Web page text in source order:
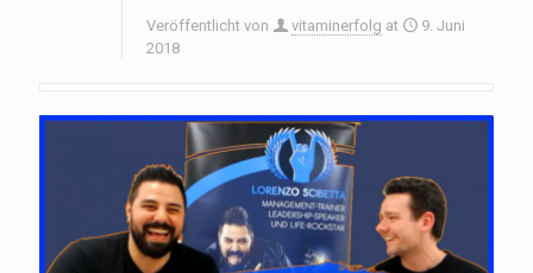
Veröffentlicht von vitaminerfolg at
9. Juni
2018